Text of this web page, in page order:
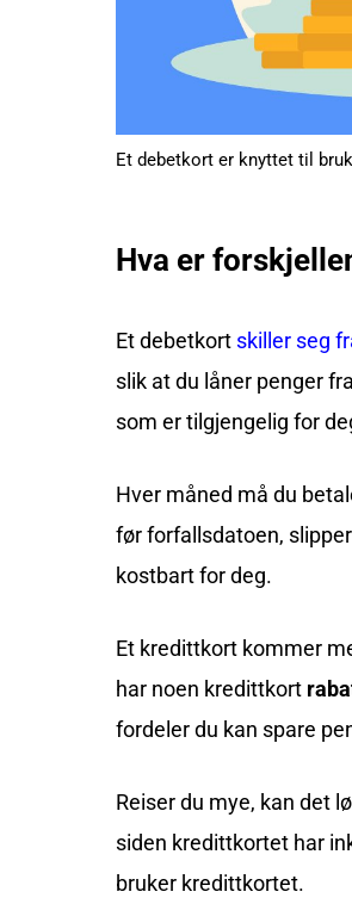
Et debetkort er knyttet til
Hva er
Et debetkort skiller seg
slik at du låner penger
som er tilgjengelig for
Hver måned må du
før forfallsdatoen,
kostbart for deg.
Et kredittkort kommer
har noen kredittkort
fordeler du kan spare
Reiser du mye, kan det
siden kredittkortet har
bruker kredittkortet.